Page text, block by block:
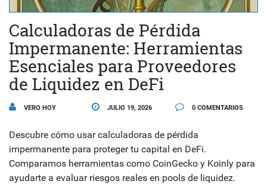
Calculadoras de Pérdida
Impermanente: Herramientas
Esenciales para Proveedores
de Liquidez en DeFi
VERO HOY JULIO 19, 2026 0 COMENTARIOS
Descubre cómo usar calculadoras de pérdida
impermanente para proteger tu capital en DeFi.
Comparamos herramientas como CoinGecko y Koinly para
ayudarte a evaluar riesgos reales en pools de liquidez.